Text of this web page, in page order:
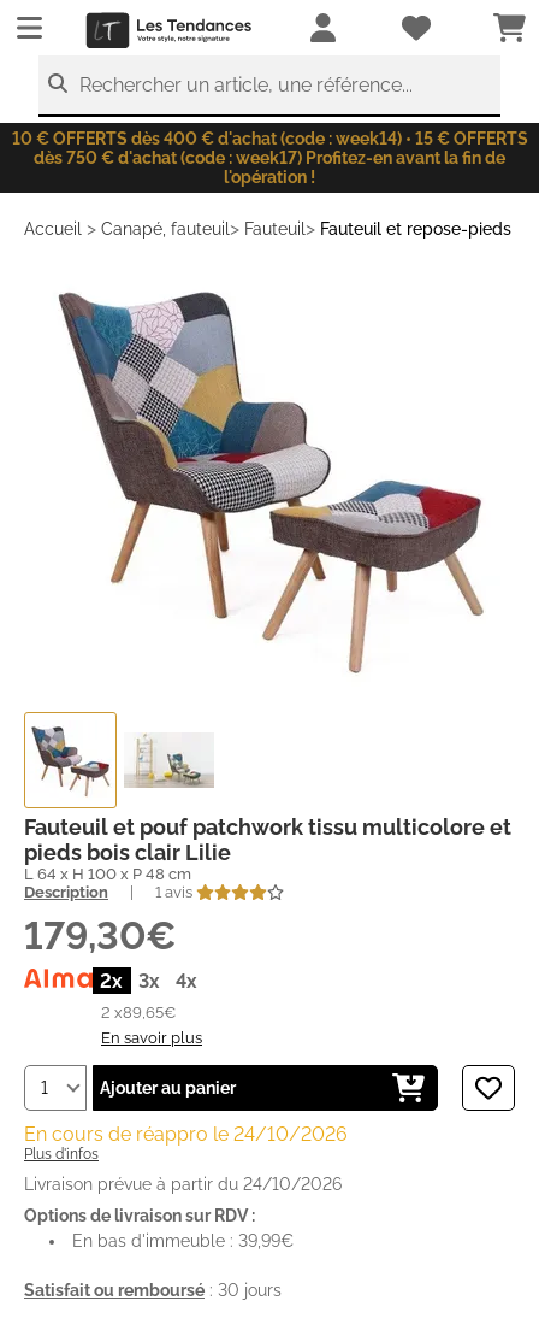
LesTendances.fr
Rechercher un article, une référence...
10 € OFFERTS dès 400 € d'achat (code : week14) • 15 € OFFERTS
dès 750 € d'achat (code : week17) Profitez-en avant la fin de
l'opération !
Accueil > Canapé, fauteuil > Fauteuil > Fauteuil et repose-pieds
Fauteuil et pouf patchwork tissu multicolore et
pieds bois clair Lilie
L 64 x H 100 x P 48 cm
Description
1 avis
179,30€
2x 3x 4x
2 x89,65€
En savoir plus
Ajouter au panier
En cours de réappro le 24/10/2026
Plus d'infos
Livraison prévue à partir du 24/10/2026
Options de livraison sur RDV :
En bas d'immeuble : 39,99€
Satisfait ou remboursé : 30 jours